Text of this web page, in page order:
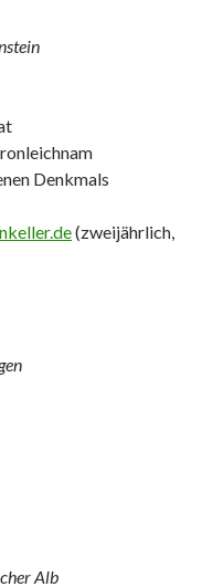
Denkmals
(zweijährlich,
Alb